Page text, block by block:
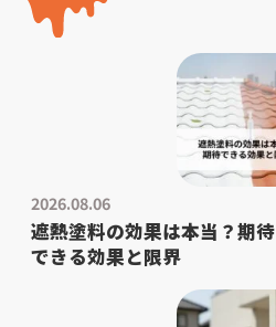
2026.08.06
遮熱塗料の効果は本当？期待
できる効果と限界